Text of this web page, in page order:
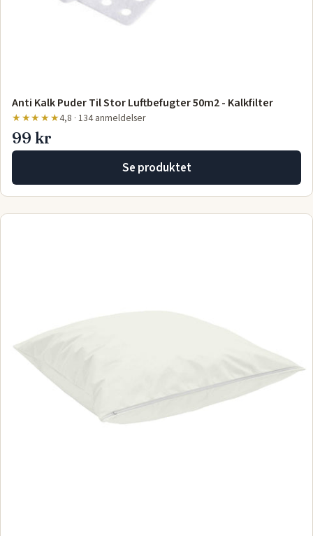
Anti Kalk Puder Til Stor Luftbefugter 50m2 - Kalkfilter
★★★★★4,8 · 134 anmeldelser
99 kr
Se produktet